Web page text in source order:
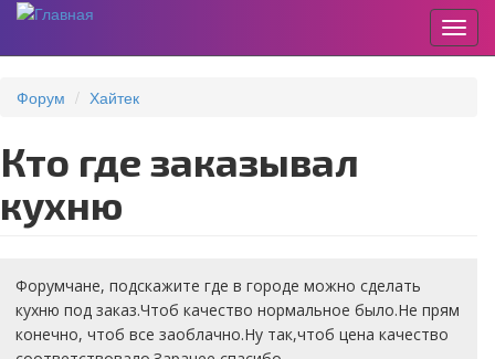
основному
Форум Хайтек
Кто где заказывал
кухню
Форумчане, подскажите где в городе можно сделать
кухню под заказ.Чтоб качество нормальное было.Не прям
конечно, чтоб все заоблачно.Ну так,чтоб цена качество